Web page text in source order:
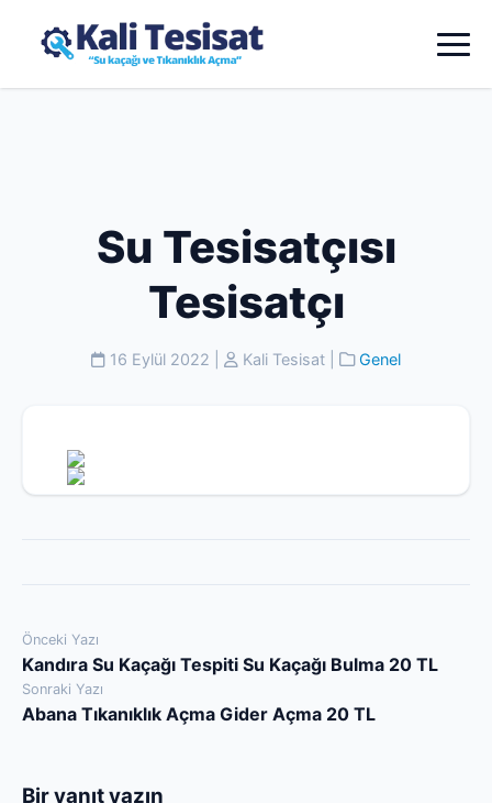
Su Tesisatçısı
Tesisatçı
16 Eylül 2022 Kali Tesisat Genel
Yazı
gezinmesi
Önceki Yazı
Kandıra Su Kaçağı Tespiti Su Kaçağı Bulma 20 TL
Sonraki Yazı
Abana Tıkanıklık Açma Gider Açma 20 TL
Bir yanıt yazın